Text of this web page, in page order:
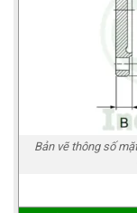
Bản vẽ thông số